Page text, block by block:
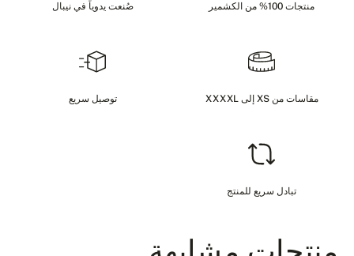
منتجات 100% من الكشمير صُنعت يدوياً في نيبال
مقاسات من XS إلى XXXXL توصيل سريع
تبادل سريع للمنتج